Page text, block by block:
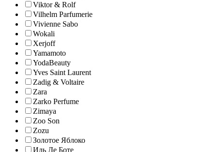
Viktor & Rolf
Vilhelm Parfumerie
Vivienne Sabo
Wokali
Xerjoff
Yamamoto
YodaBeauty
Yves Saint Laurent
Zadig & Voltaire
Zara
Zarko Perfume
Zimaya
Zoo Son
Zozu
Золотое Яблоко
Иль Де Боте